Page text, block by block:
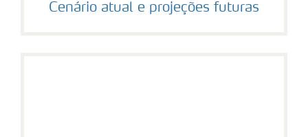
Cenário atual e projeções futuras